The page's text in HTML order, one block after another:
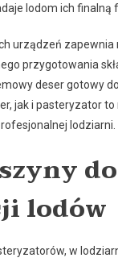
lodom ich finalną
urządzeń
przygotowania
deser gotowy
jak i pasteryzator
lodziarni.
do
lodów
w